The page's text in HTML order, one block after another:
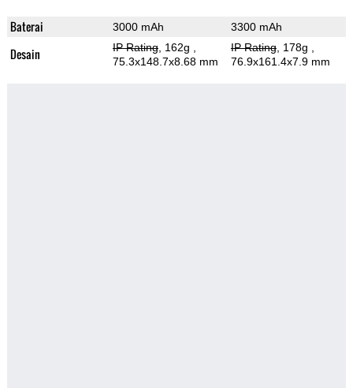
Baterai 3000 mAh 3300 mAh
Desain IP Rating, 162g
75.3x148.7x8.68 mm
IP Rating, 178g
76.9x161.4x7.9 mm